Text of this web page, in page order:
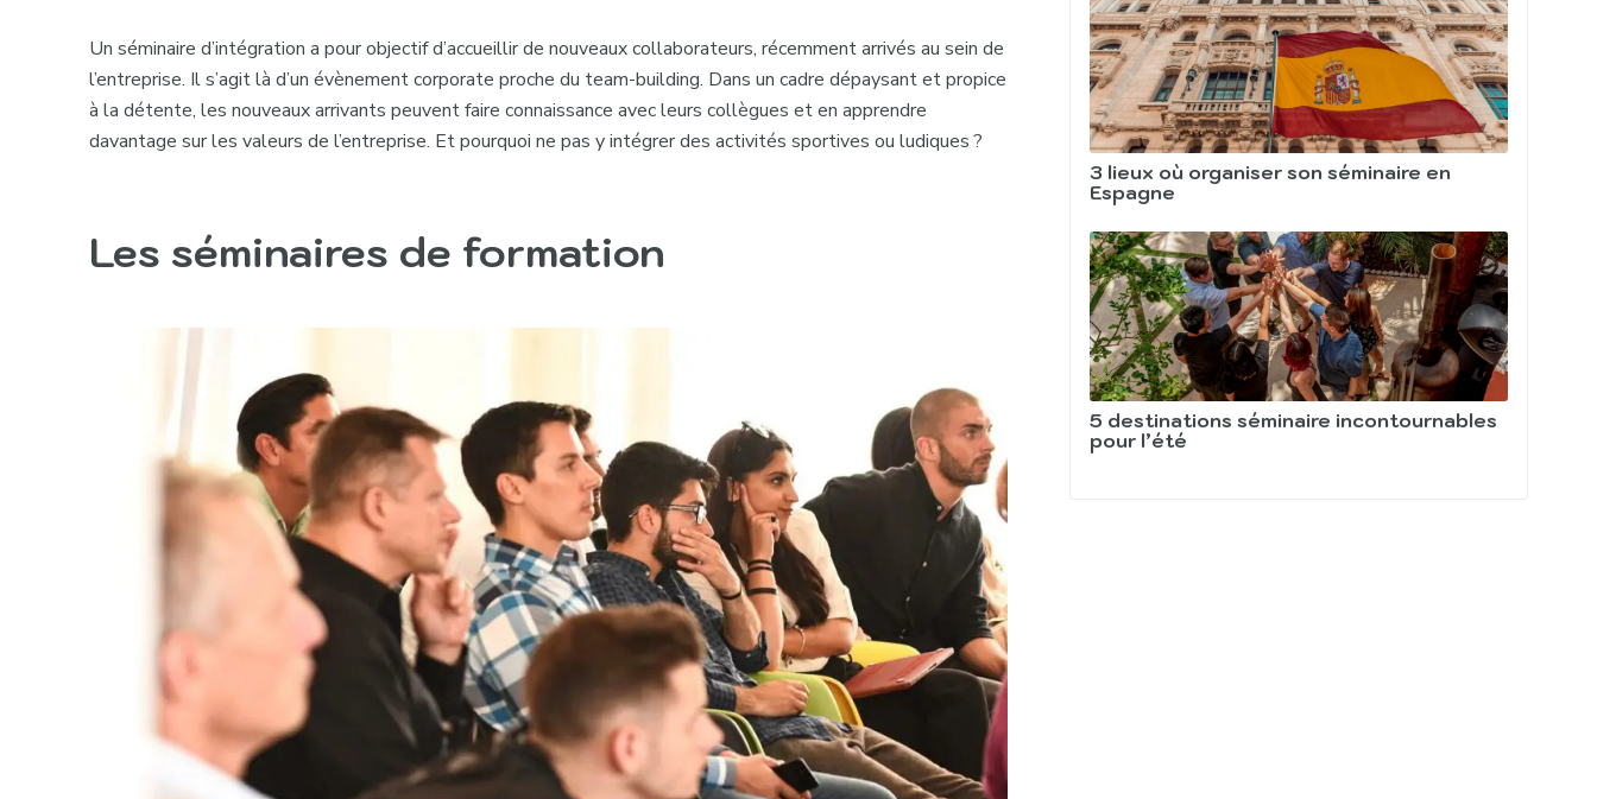
Unséminaire d’intégration a pour objectif d’accueillir de nouveaux collaborateurs, récemment arrivés au sein de
l’entreprise. Il s’agit là d’un évènement corporate proche du team-building. Dans un cadre dépaysant et propice
à la détente, les nouveaux arrivants peuvent faire connaissance avec leurs collègues et en apprendre
davantage sur les valeurs de l’entreprise. Et pourquoi ne pas y intégrer des activités sportives ou ludiques ?
Les séminaires de formation
3 lieux où organiser son séminaire en
Espagne
5 destinations séminaire incontournables
pour l’été